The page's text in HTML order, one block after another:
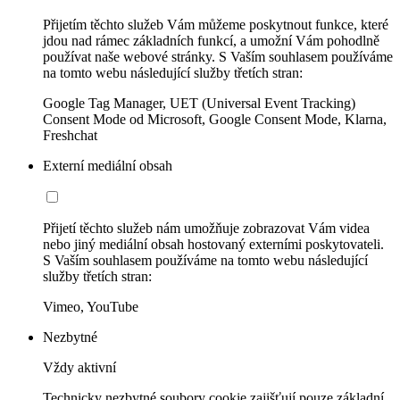
Přijetím těchto služeb Vám můžeme poskytnout funkce, které
jdou nad rámec základních funkcí, a umožní Vám pohodlně
používat naše webové stránky. S Vaším souhlasem používáme
na tomto webu následující služby třetích stran:
Google Tag Manager, UET (Universal Event Tracking)
Consent Mode od Microsoft, Google Consent Mode, Klarna,
Freshchat
Externí mediální obsah
Přijetí těchto služeb nám umožňuje zobrazovat Vám videa
nebo jiný mediální obsah hostovaný externími poskytovateli.
S Vaším souhlasem používáme na tomto webu následující
služby třetích stran:
Vimeo, YouTube
Nezbytné
Vždy aktivní